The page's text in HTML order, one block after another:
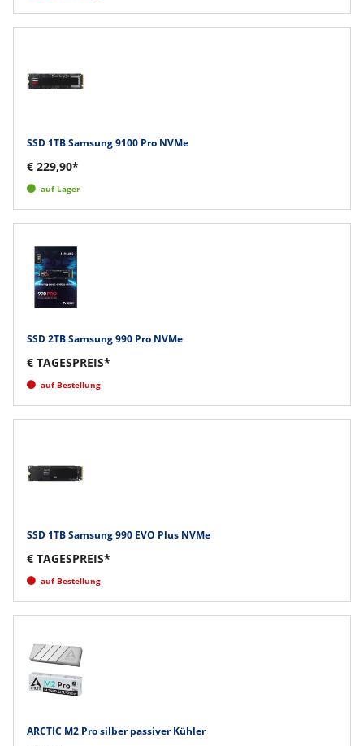
SSD 1TB Samsung 9100 Pro NVMe
€ 229,90*
auf Lager
SSD 2TB Samsung 990 Pro NVMe
€ TAGESPREIS*
auf Bestellung
SSD 1TB Samsung 990 EVO Plus NVMe
€ TAGESPREIS*
auf Bestellung
ARCTIC M2 Pro silber passiver Kühler